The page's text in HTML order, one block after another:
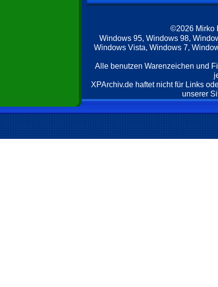
©2026 Mirko
Windows 95, Windows 98,
Windows Vista, Windows 7,
Alle benutzen Warenzeichen und
XPArchiv.de haftet nicht für Links
unserer